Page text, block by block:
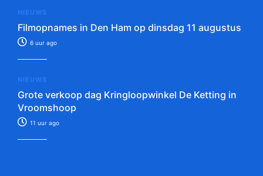
NIEUWS
Filmopnames in Den Ham op dinsdag 11 augustus
6 uur ago
NIEUWS
Grote verkoop dag Kringloopwinkel De Ketting in
Vroomshoop
11 uur ago